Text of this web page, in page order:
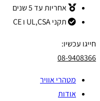
אחריות עד 5 שנים
תקני UL,CSA ו CE
חייגו עכשיו:
08-9408366
מטהרי אוויר
אודות